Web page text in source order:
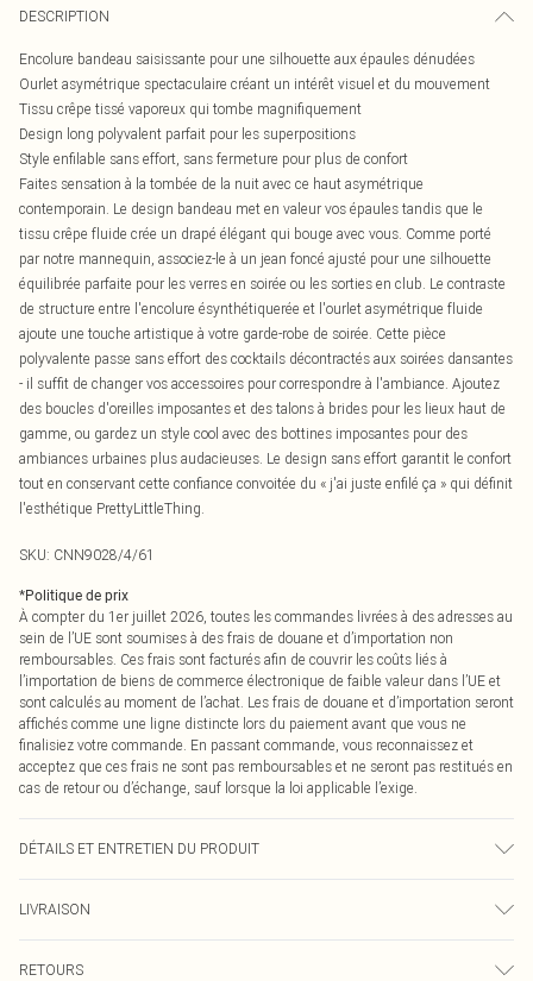
DESCRIPTION
Encolure bandeau saisissante pour une silhouette aux épaules dénudées
Ourlet asymétrique spectaculaire créant un intérêt visuel et du mouvement
Tissu crêpe tissé vaporeux qui tombe magnifiquement
Design long polyvalent parfait pour les superpositions
Style enfilable sans effort, sans fermeture pour plus de confort
Faites sensation à la tombée de la nuit avec ce haut asymétrique
contemporain. Le design bandeau met en valeur vos épaules tandis que le
tissu crêpe fluide crée un drapé élégant qui bouge avec vous. Comme porté
par notre mannequin, associez-le à un jean foncé ajusté pour une silhouette
équilibrée parfaite pour les verres en soirée ou les sorties en club. Le contraste
de structure entre l'encolure ésynthétiquerée et l'ourlet asymétrique fluide
ajoute une touche artistique à votre garde-robe de soirée. Cette pièce
polyvalente passe sans effort des cocktails décontractés aux soirées dansantes
- il suffit de changer vos accessoires pour correspondre à l'ambiance. Ajoutez
des boucles d'oreilles imposantes et des talons à brides pour les lieux haut de
gamme, ou gardez un style cool avec des bottines imposantes pour des
ambiances urbaines plus audacieuses. Le design sans effort garantit le confort
tout en conservant cette confiance convoitée du « j'ai juste enfilé ça » qui définit
l'esthétique PrettyLittleThing.
SKU: CNN9028/4/61
*Politique de prix
À compter du 1er juillet 2026, toutes les commandes livrées à des adresses au
sein de l’UE sont soumises à des frais de douane et d’importation non
remboursables. Ces frais sont facturés afin de couvrir les coûts liés à
l’importation de biens de commerce électronique de faible valeur dans l’UE et
sont calculés au moment de l’achat. Les frais de douane et d’importation seront
affichés comme une ligne distincte lors du paiement avant que vous ne
finalisiez votre commande. En passant commande, vous reconnaissez et
acceptez que ces frais ne sont pas remboursables et ne seront pas restitués en
cas de retour ou d’échange, sauf lorsque la loi applicable l’exige.
DÉTAILS ET ENTRETIEN DU PRODUIT
couleur peut déteindre.
LIVRAISON
RETOURS